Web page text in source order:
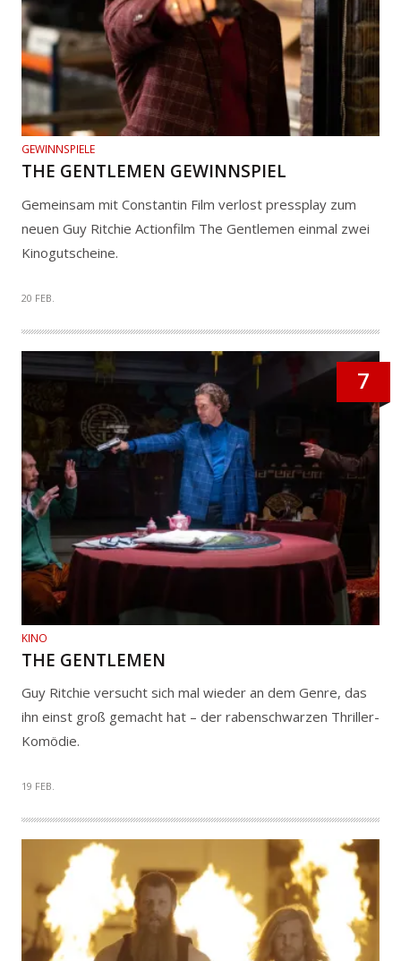
GEWINNSPIELE
THE GENTLEMEN GEWINNSPIEL
Gemeinsam mit Constantin Film verlost pressplay zum
neuen Guy Ritchie Actionfilm The Gentlemen einmal zwei
Kinogutscheine.
20 FEB.
7
KINO
THE GENTLEMEN
Guy Ritchie versucht sich mal wieder an dem Genre, das
ihn einst groß gemacht hat – der rabenschwarzen Thriller-
Komödie.
19 FEB.